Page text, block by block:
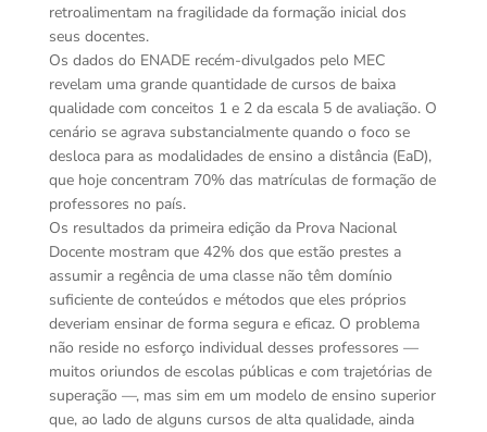
retroalimentam na fragilidade da formação inicial dos
seus docentes.
Os dados do ENADE recém-divulgados pelo MEC
revelam uma grande quantidade de cursos de baixa
qualidade com conceitos 1 e 2 da escala 5 de avaliação. O
cenário se agrava substancialmente quando o foco se
desloca para as modalidades de ensino a distância (EaD),
que hoje concentram 70% das matrículas de formação de
professores no país.
Os resultados da primeira edição da Prova Nacional
Docente mostram que 42% dos que estão prestes a
assumir a regência de uma classe não têm domínio
suficiente de conteúdos e métodos que eles próprios
deveriam ensinar de forma segura e eficaz. O problema
não reside no esforço individual desses professores —
muitos oriundos de escolas públicas e com trajetórias de
superação —, mas sim em um modelo de ensino superior
que, ao lado de alguns cursos de alta qualidade, ainda